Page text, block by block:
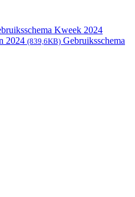
Kweek 2024
2024 (839,6KB) Gebruiksschema